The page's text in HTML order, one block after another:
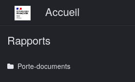
Menu principalAccueil
Rapports
Porte-documents